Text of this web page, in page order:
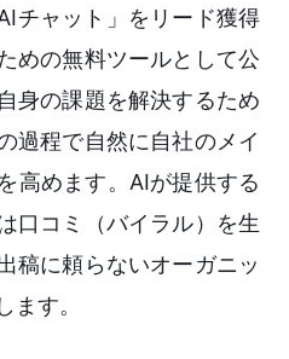
チャット」をリード獲得
めの無料ツールとして公
身の課題を解決するため
過程で自然に自社のメイ
高めます。AIが提供する
口コミ（バイラル）を生
稿に頼らないオーガニッ
ます。